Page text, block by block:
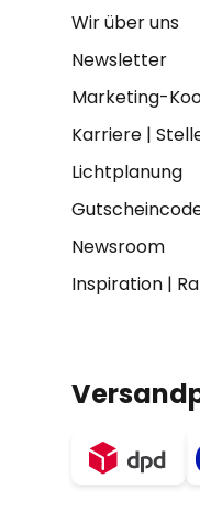
Wir über uns
Newsletter
Marketing-
Karriere|
Lichtplanung
Newsroom
Inspiration|